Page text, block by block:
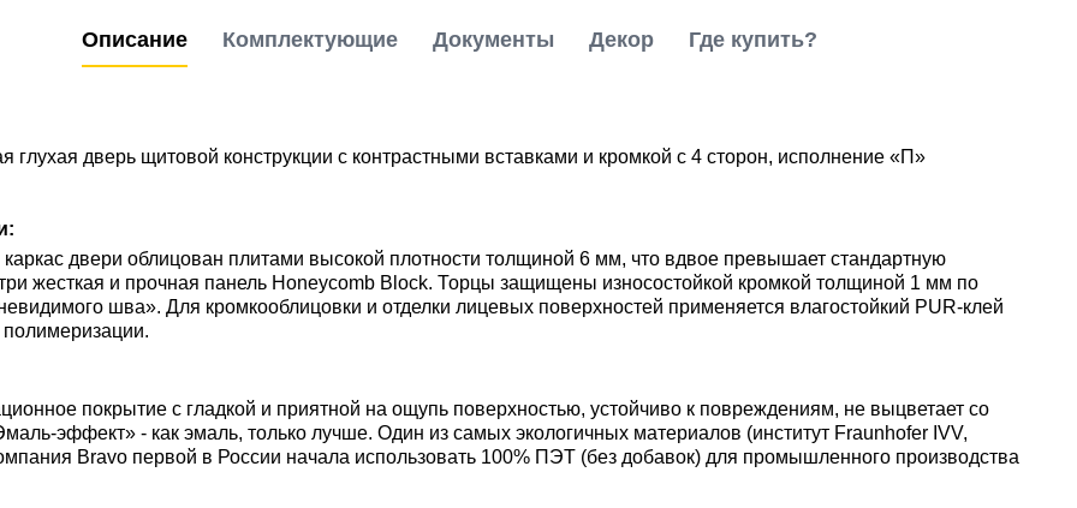
Описание Комплектующие Документы Декор Где купить?
глухая дверь щитовой конструкции с контрастными вставками и кромкой с 4 сторон, исполнение «П»
двери облицован плитами высокой плотности толщиной 6 мм, что вдвое превышает стандартную
жесткая и прочная панель Honeycomb Block. Торцы защищены износостойкой кромкой толщиной 1 мм по
шва». Для кромкооблицовки и отделки лицевых поверхностей применяется влагостойкий PUR-клей
покрытие c гладкой и приятной на ощупь поверхностью, устойчиво к повреждениям, не выцветает со
эффект» - как эмаль, только лучше. Один из самых экологичных материалов (институт Fraunhofer IVV,
Bravo первой в России начала использовать 100% ПЭТ (без добавок) для промышленного производства